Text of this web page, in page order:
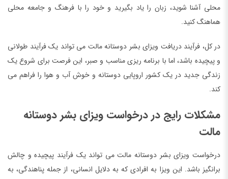
محلی آشنا شوید، زبان را یاد بگیرید و خود را با فرهنگ و جامعه محلی
هماهنگ کنید.
در کل، فرآیند دریافت ویزای بشر دوستانه مالت می تواند یک فرآیند طولانی
و پیچیده باشد، اما با برنامه ریزی مناسب و صبر، این فرصت برای شروع یک
زندگی جدید در یک کشور اروپایی دوستانه و خوش آب و هوا را فراهم می
کند.
مشکلات رایج در درخواست ویزای بشر دوستانه
مالت
درخواست ویزای بشر دوستانه مالت می تواند یک فرآیند پیچیده و چالش
برانگیز باشد. این ویزا به افرادی که به دلایل انسانی، از جمله پناهندگی، به